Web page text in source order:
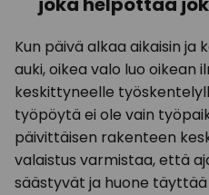
Kun päivä alkaa aikaisin
auki, oikea valo luo oikean
keskittyneelle
työpöytä ei ole vain
päivittäisen rakenteen
valaistus varmistaa, että
säästyvät ja huone